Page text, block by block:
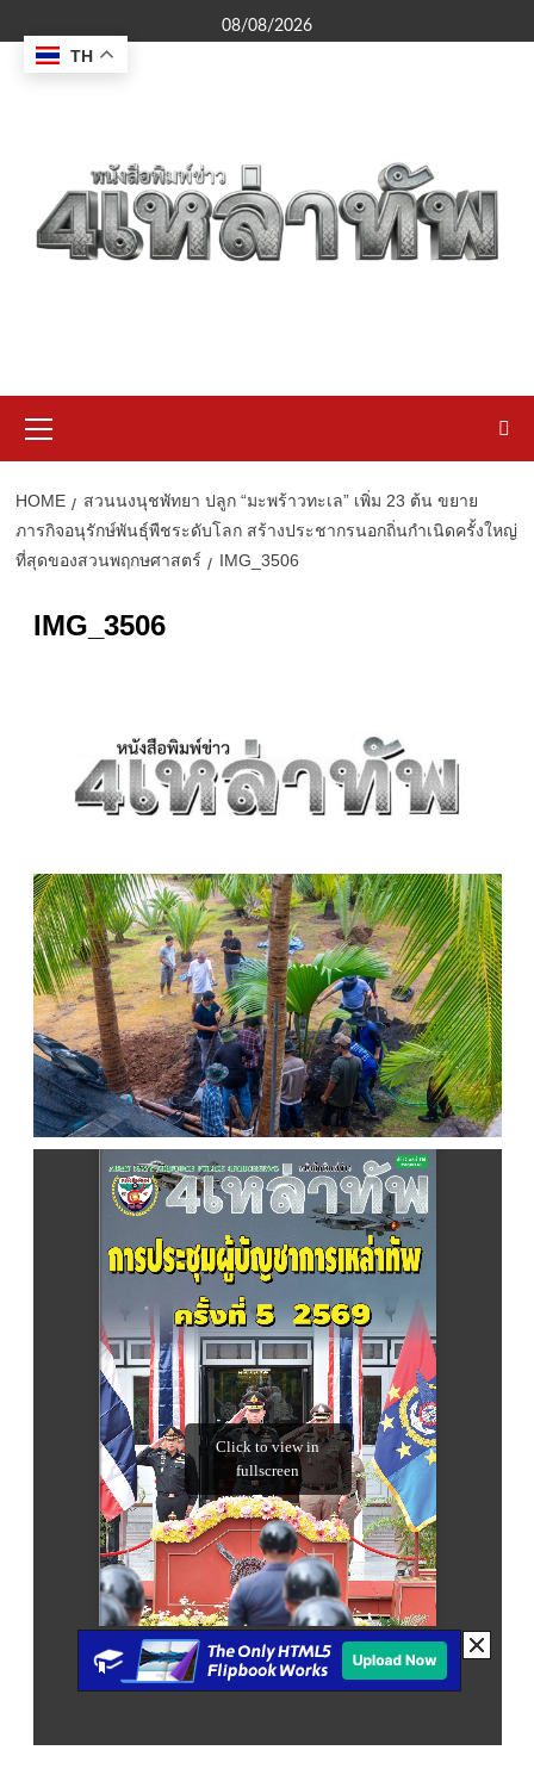
to
content
08/08/2026
Menu
HOME
สวนนงนุชพัทยา ปลูก “มะพร้าวทะเล” เพิ่ม 23 ต้น ขยาย
ภารกิจอนุรักษ์พันธุ์พืชระดับโลก สร้างประชากรนอกถิ่นกำเนิดครั้งใหญ่
ที่สุดของสวนพฤกษศาสตร์
IMG_3506
IMG_3506
TH